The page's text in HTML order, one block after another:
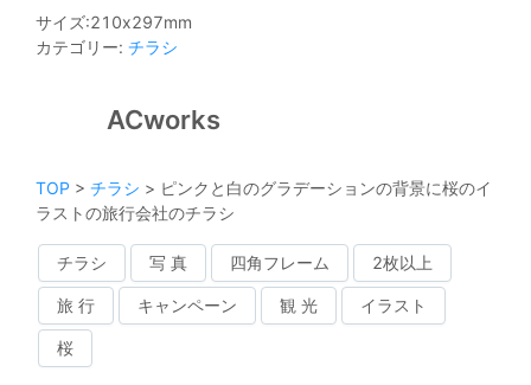
サイズ:210x297mm
カテゴリー: チラシ
ACworks
TOP > チラシ > ピンクと白のグラデーションの背景に桜のイ
ラストの旅行会社のチラシ
チラシ 写 真 四角フレーム 2枚以上
旅 行 キャンペーン 観 光 イラスト
桜